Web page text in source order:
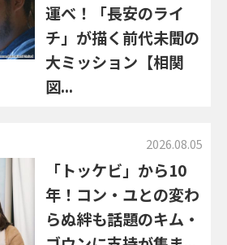
運べ！「長安のライ
チ」が描く前代未聞の
大ミッション【相関
図...
2026.08.05
「トッケビ」から10
年！コン・ユとの変わ
らぬ絆も話題のキム・